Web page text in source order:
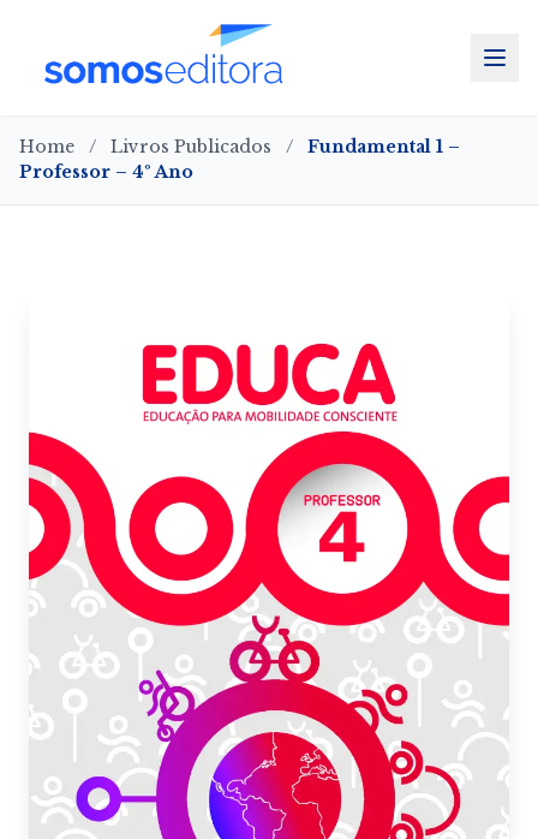
Home / Livros Publicados /
Fundamental 1 –
Professor – 4º Ano